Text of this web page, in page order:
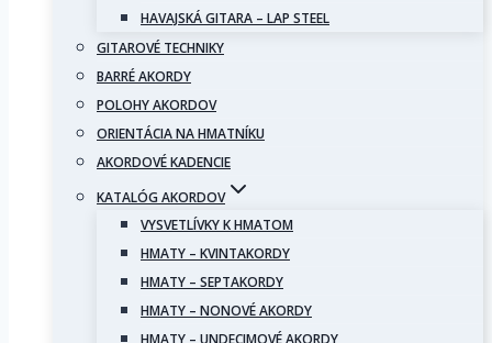
HAVAJSKÁ GITARA – LAP STEEL
GITAROVÉ TECHNIKY
BARRÉ AKORDY
POLOHY AKORDOV
ORIENTÁCIA NA HMATNÍKU
AKORDOVÉ KADENCIE
KATALÓG AKORDOV
VYSVETLÍVKY K HMATOM
HMATY – KVINTAKORDY
HMATY – SEPTAKORDY
HMATY – NONOVÉ AKORDY
HMATY – UNDECIMOVÉ AKORDY